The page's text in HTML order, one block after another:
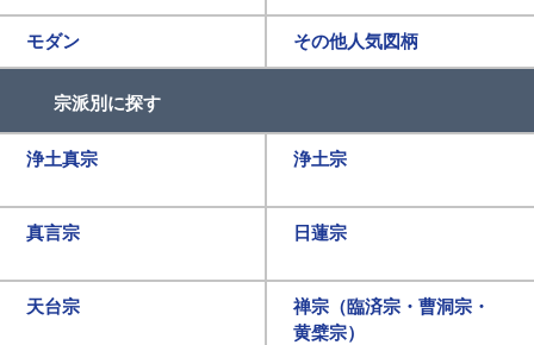
モダン その他人気図柄
宗派別に探す
浄土真宗 浄土宗
真言宗 日蓮宗
天台宗
禅宗（臨済宗・曹洞宗・
黄檗宗）